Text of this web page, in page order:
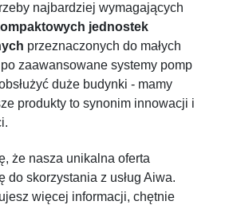
najbardziej wymagających
jednostek
przeznaczonych do małych
zaawansowane systemy pomp
duże budynki - mamy
produkty to synonim innowacji i
że nasza unikalna oferta
do skorzystania z usług Aiwa.
więcej informacji, chętnie